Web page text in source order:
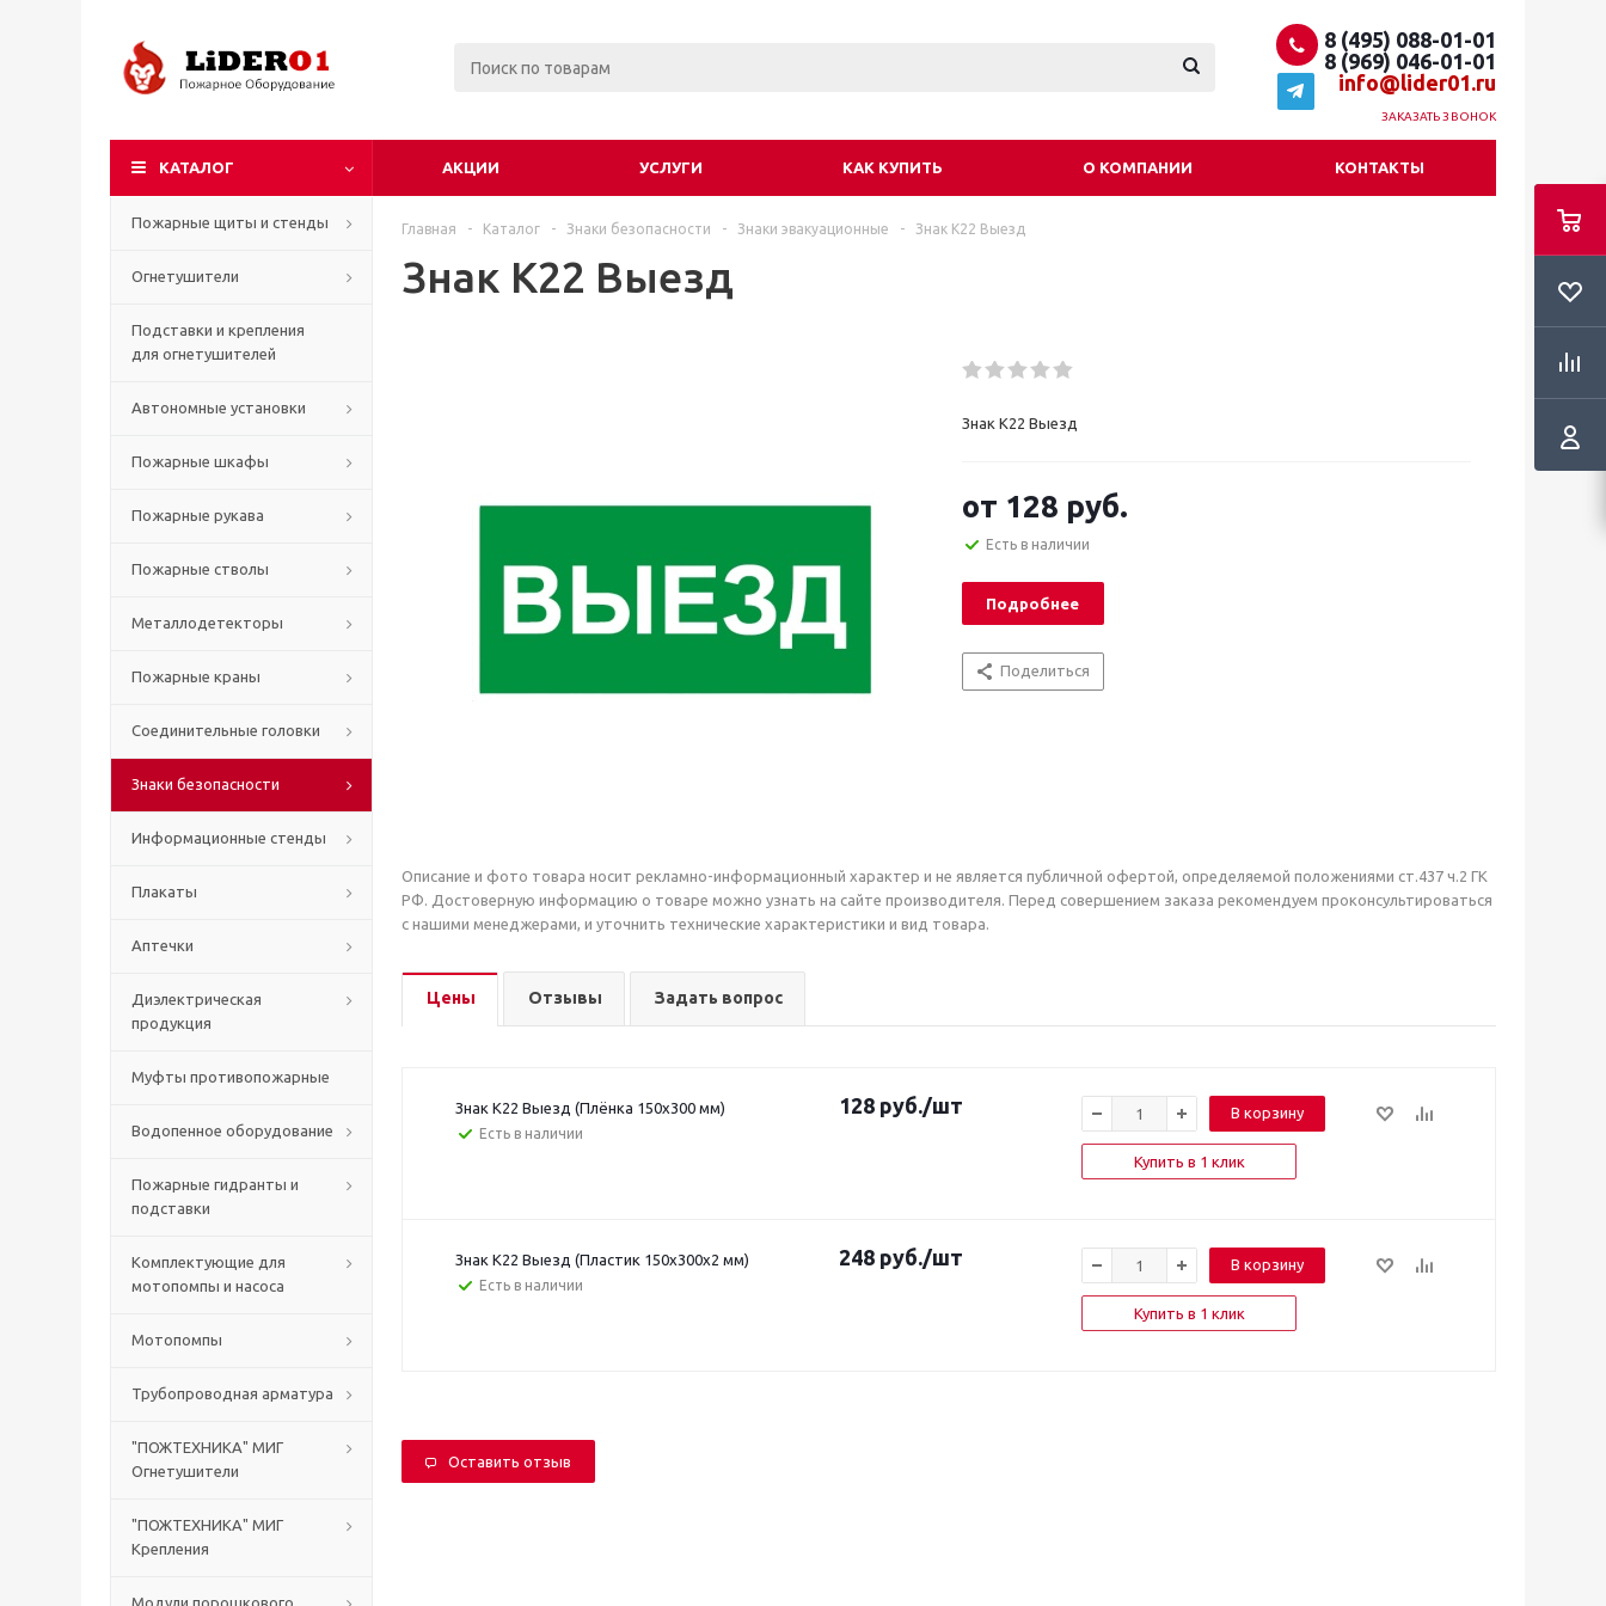
8 (495) 088-01-01
8 (969) 046-01-01
info@lider01.ru
ЗАКАЗАТЬ ЗВОНОК
КАТАЛОГ АКЦИИ УСЛУГИ КАК КУПИТЬ О КОМПАНИИ КОНТАКТЫ
Пожарные щиты и стенды
Огнетушители
Подставки и крепления
для огнетушителей
Автономные установки
Пожарные шкафы
Пожарные рукава
Пожарные стволы
Металлодетекторы
Пожарные краны
Соединительные головки
Знаки безопасности
Информационные стенды
Плакаты
Аптечки
Диэлектрическая
продукция
Муфты противопожарные
Водопенное оборудование
Пожарные гидранты и
подставки
Комплектующие для
мотопомпы и насоса
Мотопомпы
Трубопроводная арматура
"ПОЖТЕХНИКА" МИГ
Огнетушители
"ПОЖТЕХНИКА" МИГ
Крепления
Модули порошкового
Главная - Каталог - Знаки безопасности - Знаки эвакуационные - Знак К22 Выезд
Знак К22 Выезд
Знак К22 Выезд
от 128 руб.
Есть в наличии
Подробнее
Поделиться
Описание и фото товара носит рекламно-информационный характер и не является публичной офертой, определяемой положениями ст.437 ч.2 ГК
РФ. Достоверную информацию о товаре можно узнать на сайте производителя. Перед совершением заказа рекомендуем проконсультироваться
с нашими менеджерами, и уточнить технические характеристики и вид товара.
Цены Отзывы Задать вопрос
Знак К22 Выезд (Плёнка 150х300 мм)
Есть в наличии
128руб./шт В корзину
Купить в 1 клик
Знак К22 Выезд (Пластик 150х300х2 мм)
Есть в наличии
248руб./шт В корзину
Купить в 1 клик
Оставить отзыв